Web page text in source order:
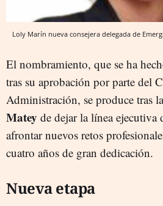
Loly Marín nueva consejera delegada de
El nombramiento, que se ha
tras su aprobación por parte del
Administración, se produce tras
Matey de dejar la línea ejecutiva
afrontar nuevos retos
cuatro años de gran dedicación.
Nueva etapa